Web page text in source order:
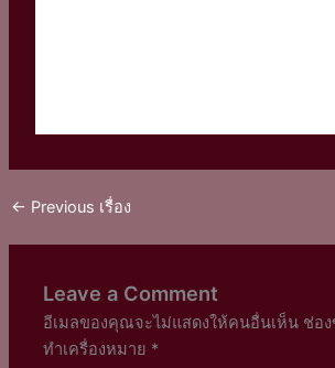
← Previous เรื่อง
Leave a Comment
อีเมลของคุณจะไม่แสดงให้คนอื่นเห็น ช่อ
ทำเครื่องหมาย *